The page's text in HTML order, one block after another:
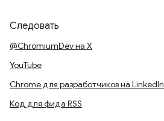
Следовать
@ChromiumDev на X
YouTube
Chrome для разработчиков на LinkedIn
Код для фида RSS